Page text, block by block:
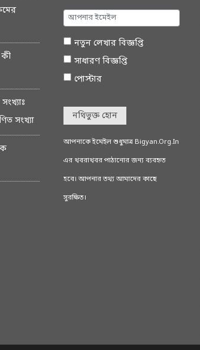
কী
সংখ্যা
নতুন লেখার বিজ্ঞপ্তি
সাধারণ বিজ্ঞপ্তি
পোস্টার
নথিভুক্ত হোন
আপনাকে ইমেইল শুধুমাত্র Bigyan.Org.In
এর খবরাখবর পাঠানোর জন্য ব্যবহৃত
হবে। আপনার তথ্য আমাদের কাছে
সুরক্ষিত।